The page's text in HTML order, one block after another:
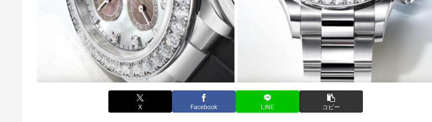
X Facebook LINE コピー